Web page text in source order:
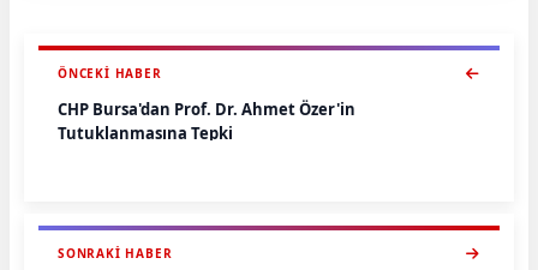
ÖNCEKI HABER
CHP Bursa'dan Prof. Dr. Ahmet Özer'in
Tutuklanmasına Tepki
SONRAKI HABER